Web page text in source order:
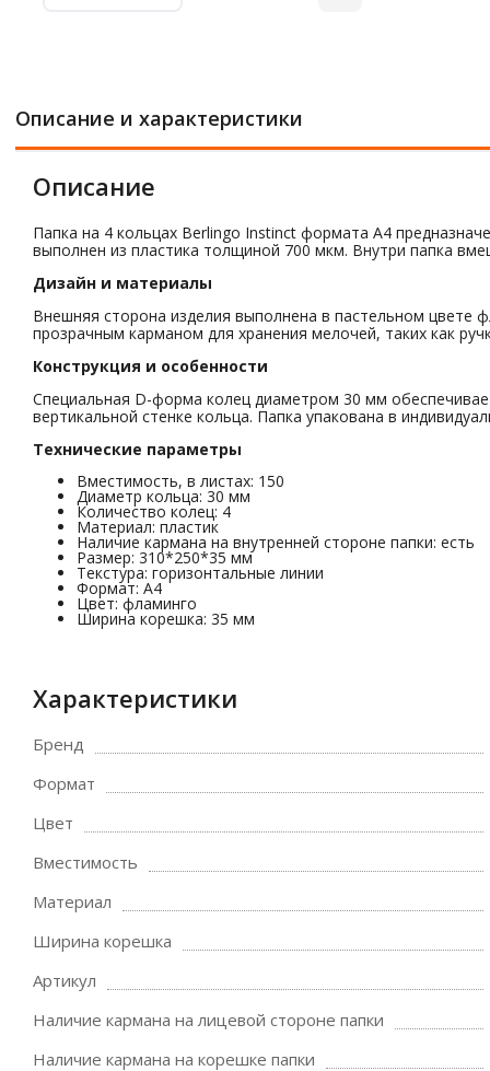
Описание и характеристики
Описание
Папка на 4 кольцах Berlingo Instinct формата А4
выполнен из пластика толщиной 700 мкм. Внутри папка
Дизайн и материалы
Внешняя сторона изделия выполнена в пастельном цвете
прозрачным карманом для хранения мелочей, таких как
Конструкция и особенности
Специальная D-форма колец диаметром 30 мм
вертикальной стенке кольца. Папка упакована в
Технические параметры
Вместимость, в листах: 150
Диаметр кольца: 30 мм
Количество колец: 4
Материал: пластик
Наличие кармана на внутренней стороне папки: есть
Размер: 310*250*35 мм
Текстура: горизонтальные линии
Формат: А4
Цвет: фламинго
Ширина корешка: 35 мм
Характеристики
Бренд
Формат
Цвет
Вместимость
Материал
Ширина корешка
Артикул
Наличие кармана на лицевой стороне папки
Наличие кармана на корешке папки